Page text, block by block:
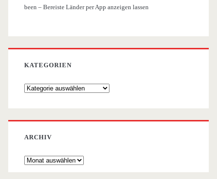
been – Bereiste Länder per App anzeigen lassen
KATEGORIEN
Kategorien
ARCHIV
Archiv